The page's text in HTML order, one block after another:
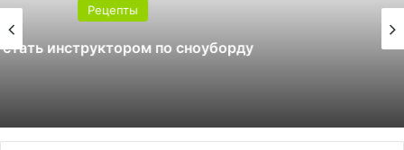
Какой поликарбонат выбрать для
теплицы: 4 или 6 мм